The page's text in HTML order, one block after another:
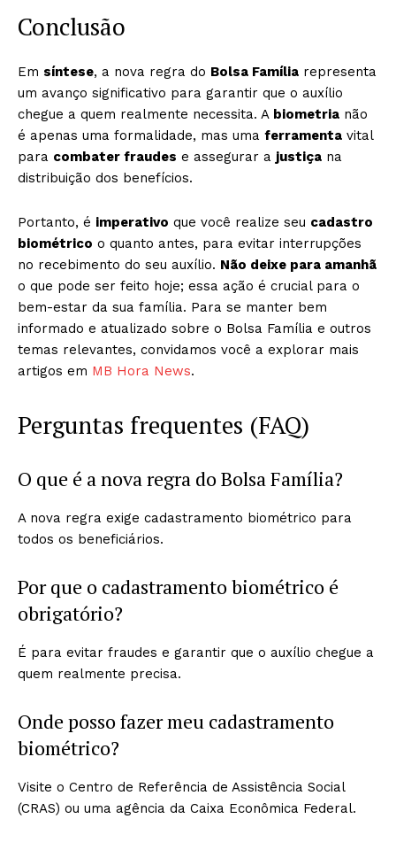
Conclusão
Em síntese, a nova regra do Bolsa Família representa
um avanço significativo para garantir que o auxílio
chegue a quem realmente necessita. A biometria não
é apenas uma formalidade, mas uma ferramenta vital
para combater fraudes e assegurar a justiça na
distribuição dos benefícios.
Portanto, é imperativo que você realize seu cadastro
biométrico o quanto antes, para evitar interrupções
no recebimento do seu auxílio. Não deixe para amanhã
o que pode ser feito hoje; essa ação é crucial para o
bem-estar da sua família. Para se manter bem
informado e atualizado sobre o Bolsa Família e outros
temas relevantes, convidamos você a explorar mais
artigos em MB Hora News.
Perguntas frequentes (FAQ)
O que é a nova regra do Bolsa Família?
A nova regra exige cadastramento biométrico para
todos os beneficiários.
Por que o cadastramento biométrico é
obrigatório?
É para evitar fraudes e garantir que o auxílio chegue a
quem realmente precisa.
Onde posso fazer meu cadastramento
biométrico?
Visite o Centro de Referência de Assistência Social
(CRAS) ou uma agência da Caixa Econômica Federal.